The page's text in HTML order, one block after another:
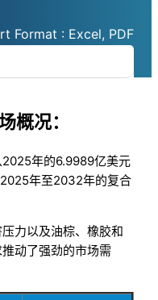
Format : Excel, PDF
概况：
年的6.9989亿美元
年至2032年的复合
力以及油棕、橡胶和
动了强劲的市场需